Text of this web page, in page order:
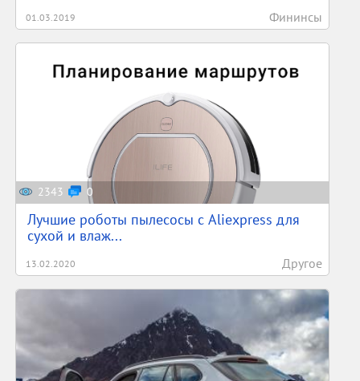
01.03.2019 Фининсы
2343 0
Лучшие роботы пылесосы с Aliexpress для
сухой и влаж...
13.02.2020 Другое